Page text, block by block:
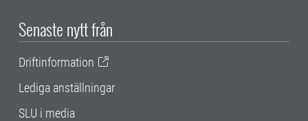
Senaste nytt från
Driftinformation
Lediga anställningar
SLU i media